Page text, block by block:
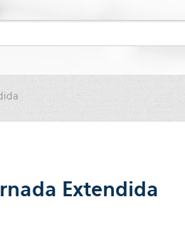
Extendida